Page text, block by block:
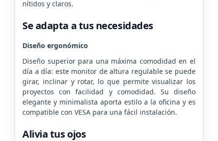
nítidos y claros.
Se adapta a tus necesidades
Diseño ergonómico
Diseño superior para una máxima comodidad en el
día a día: este monitor de altura regulable se puede
girar, inclinar y rotar, lo que permite visualizar los
proyectos con facilidad y comodidad. Su diseño
elegante y minimalista aporta estilo a la oficina y es
compatible con VESA para una fácil instalación.
Alivia tus ojos